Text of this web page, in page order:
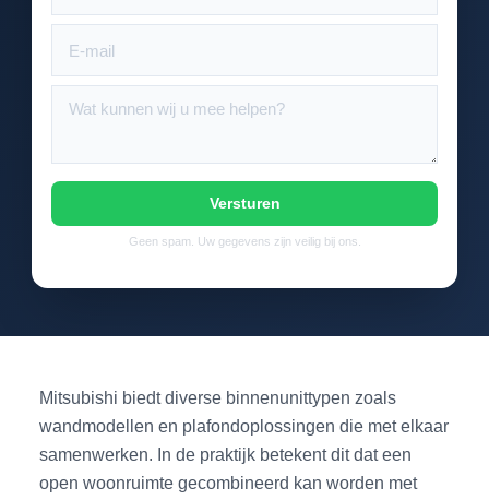
Versturen
Geen spam. Uw gegevens zijn veilig bij ons.
Mitsubishi biedt diverse binnenunittypen zoals
wandmodellen en plafondoplossingen die met elkaar
samenwerken. In de praktijk betekent dit dat een
open woonruimte gecombineerd kan worden met